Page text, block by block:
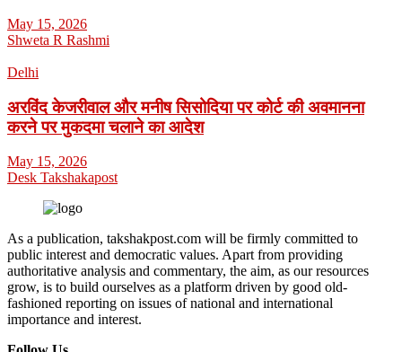
May 15, 2026
Shweta R Rashmi
Delhi
अरविंद केजरीवाल और मनीष सिसोदिया पर कोर्ट की अवमानना
करने पर मुकदमा चलाने का आदेश
May 15, 2026
Desk Takshakapost
As a publication, takshakpost.com will be firmly committed to
public interest and democratic values. Apart from providing
authoritative analysis and commentary, the aim, as our resources
grow, is to build ourselves as a platform driven by good old-
fashioned reporting on issues of national and international
importance and interest.